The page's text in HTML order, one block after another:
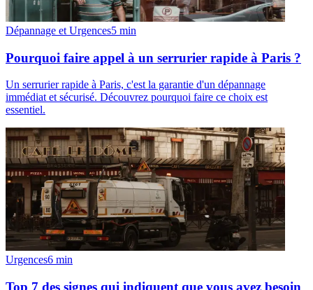
Dépannage et Urgences5 min
Pourquoi faire appel à un serrurier rapide à Paris ?
Un serrurier rapide à Paris, c'est la garantie d'un dépannage
immédiat et sécurisé. Découvrez pourquoi faire ce choix est
essentiel.
Urgences6 min
Top 7 des signes qui indiquent que vous avez besoin